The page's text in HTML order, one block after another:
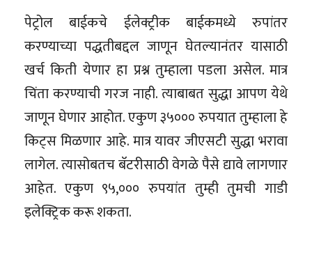
पेट्रोल बाईकचे ईलेक्ट्रीक बाईकमध्ये रुपांतर
करण्याच्या पद्धतीबद्दल जाणून घेतल्यानंतर यासाठी
खर्च किती येणार हा प्रश्न तुम्हाला पडला असेल. मात्र
चिंता करण्याची गरज नाही. त्याबाबत सुद्धा आपण येथे
जाणून घेणार आहोत. एकुण ३५००० रुपयात तुम्हाला हे
किट्स मिळणार आहे. मात्र यावर जीएसटी सुद्धा भरावा
लागेल. त्यासोबतच बॅटरीसाठी वेगळे पैसे द्यावे लागणार
आहेत. एकुण ९५,००० रुपयांत तुम्ही तुमची गाडी
इलेक्ट्रिक करू शकता.